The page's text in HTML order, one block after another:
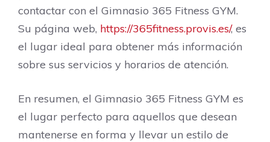
contactar con el Gimnasio 365 Fitness GYM.
Su página web, https://365fitness.provis.es/, es
el lugar ideal para obtener más información
sobre sus servicios y horarios de atención.
En resumen, el Gimnasio 365 Fitness GYM es
el lugar perfecto para aquellos que desean
mantenerse en forma y llevar un estilo de